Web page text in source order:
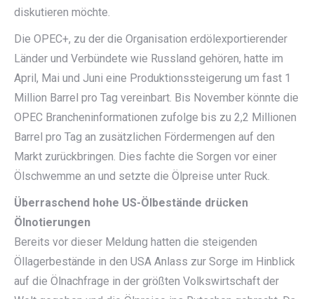
diskutieren möchte.
Die OPEC+, zu der die Organisation erdölexportierender
Länder und Verbündete wie Russland gehören, hatte im
April, Mai und Juni eine Produktionssteigerung um fast 1
Million Barrel pro Tag vereinbart. Bis November könnte die
OPEC Brancheninformationen zufolge bis zu 2,2 Millionen
Barrel pro Tag an zusätzlichen Fördermengen auf den
Markt zurückbringen. Dies fachte die Sorgen vor einer
Ölschwemme an und setzte die Ölpreise unter Ruck.
Überraschend hohe US-Ölbestände drücken
Ölnotierungen
Bereits vor dieser Meldung hatten die steigenden
Öllagerbestände in den USA Anlass zur Sorge im Hinblick
auf die Ölnachfrage in der größten Volkswirtschaft der